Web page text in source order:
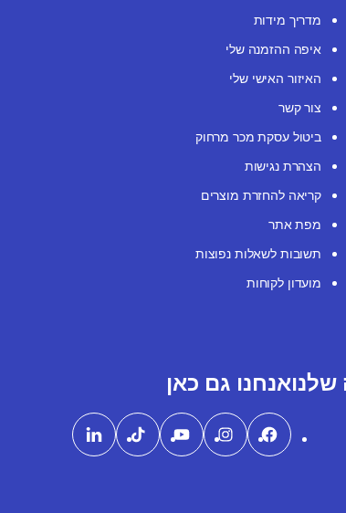
מדריך מידות
איפה ההזמנה שלי
האיזור האישי שלי
צור קשר
ביטול עסקת מכר מרחוק
הצהרת נגישות
קריאה להחזרת מוצרים
מפת אתר
תשובות לשאלות נפוצות
מועדון לקוחות
אנחנו גם כאן